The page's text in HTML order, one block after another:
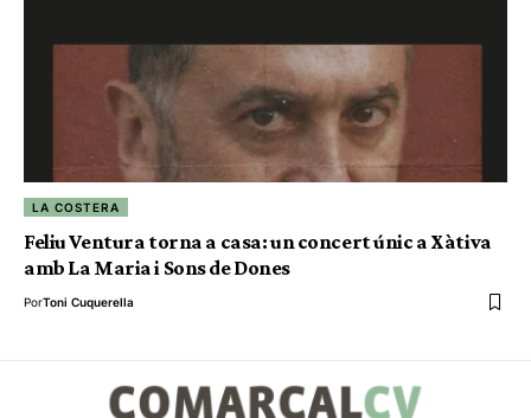
LA COSTERA
Feliu Ventura torna a casa: un concert únic a Xàtiva
amb La Maria i Sons de Dones
PorToni Cuquerella